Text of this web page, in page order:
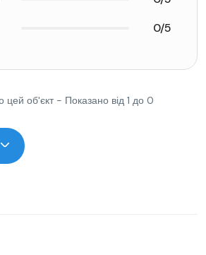
0/5
цей об'єкт - Показано від 1 до 0